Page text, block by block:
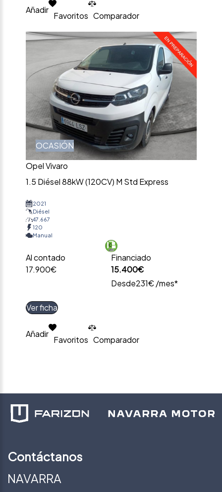
Añadir
Favoritos Comparador
OCASIÓN
Opel Vivaro
1.5 Diésel 88kW (120CV) M Std Express
2021
Diésel
47.667
120
Manual
Al contado
17.900€
Financiado
15.400€
Desde231€ /mes*
Ver ficha
Añadir
Favoritos Comparador
Contáctanos
NAVARRA